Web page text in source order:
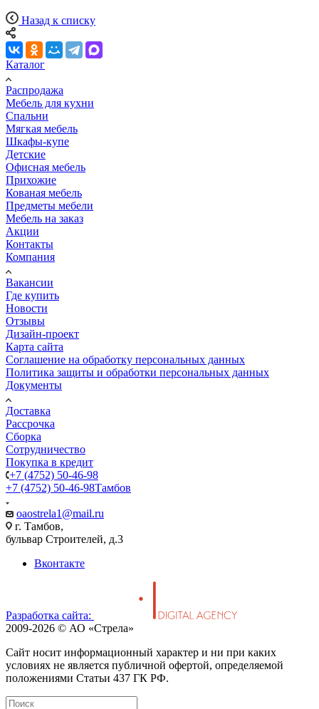
Назад к списку
Каталог
Распродажа
Мебель для кухни
Спальни
Мягкая мебель
Шкафы-купе
Детские
Офисная мебель
Прихожие
Кованая мебель
Предметы мебели
Мебель на заказ
Акции
Контакты
Компания
Вакансии
Где купить
Новости
Отзывы
Дизайн-проект
Карта сайта
Соглашение на обработку персональных данных
Политика защиты и обработки персональных данных
Документы
Доставка
Рассрочка
Сборка
Сотрудничество
Покупка в кредит
+7 (4752) 50-46-98
+7 (4752) 50-46-98Тамбов
oaostrela1@mail.ru
г. Тамбов,
бульвар Строителей, д.3
Вконтакте
Разработка сайта:
2009-2026 © АО «Стрела»
Cайт носит информационный характер и ни при каких
условиях не является публичной офертой, определяемой
положениями Статьи 437 ГК РФ.